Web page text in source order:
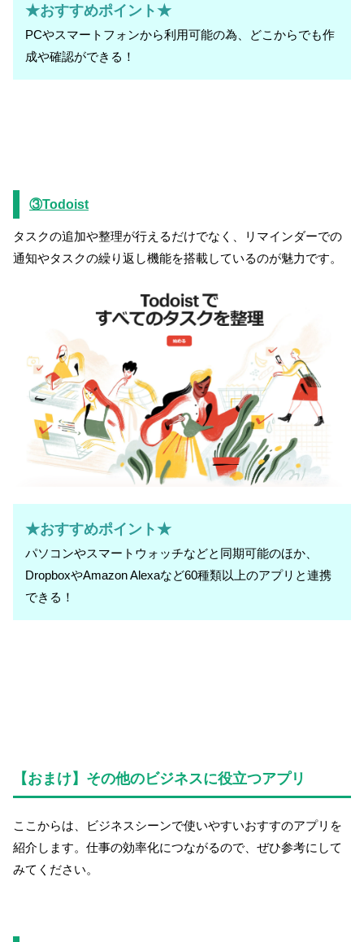
★おすすめポイント★
PCやスマートフォンから利用可能の為、どこからでも作
成や確認ができる！
③Todoist
タスクの追加や整理が行えるだけでなく、リマインダーでの
通知やタスクの繰り返し機能を搭載しているのが魅力です。
★おすすめポイント★
パソコンやスマートウォッチなどと同期可能のほか、
DropboxやAmazon Alexaなど60種類以上のアプリと連携
できる！
【おまけ】その他のビジネスに役立つアプリ
ここからは、ビジネスシーンで使いやすいおすすのアプリを
紹介します。仕事の効率化につながるので、ぜひ参考にして
みてください。